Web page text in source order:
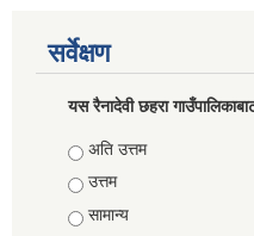
सर्वेक्षण
यस रैनादेवी छहरा
Choices
अति उत्तम
उत्तम
सामान्य